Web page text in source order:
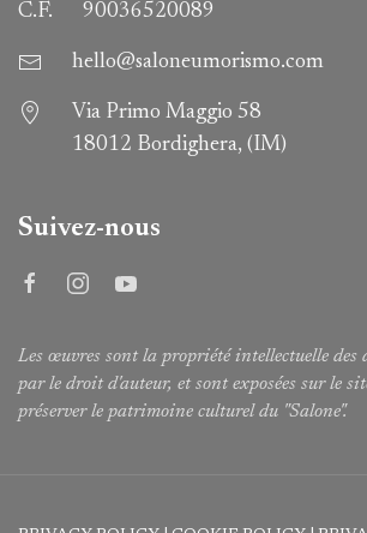
C.F. 90036520089
hello@saloneumorismo.com
Via Primo Maggio 58
18012 Bordighera, (IM)
Suivez-nous
Les œuvres sont la propriété intellectuelle des
par le droit d'auteur, et sont exposées sur le
préserver le patrimoine culturel du "Salone".